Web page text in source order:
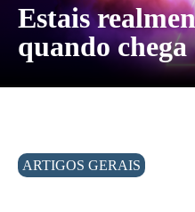
Estais
quando chega
ARTIGOS GERAIS